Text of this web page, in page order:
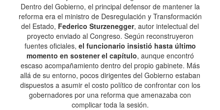
Dentro del Gobierno, el principal defensor de mantener la
reforma era el ministro de Desregulación y Transformación
del Estado, Federico Sturzenegger, autor intelectual del
proyecto enviado al Congreso. Según reconstruyeron
fuentes oficiales, el funcionario insistió hasta último
momento en sostener el capítulo, aunque encontró
escaso acompañamiento dentro del propio gabinete. Más
allá de su entorno, pocos dirigentes del Gobierno estaban
dispuestos a asumir el costo político de confrontar con los
gobernadores por una reforma que amenazaba con
complicar toda la sesión.